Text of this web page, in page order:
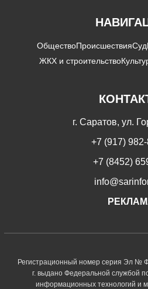
ОбществоПроисшествияСуд
ЖКХ и строительство
г. Саратов, ул.
+7 (917)
+7 (8452)
Регистрационный номер серия Эл №
г. выдано Федеральной службой
информационных технологий и